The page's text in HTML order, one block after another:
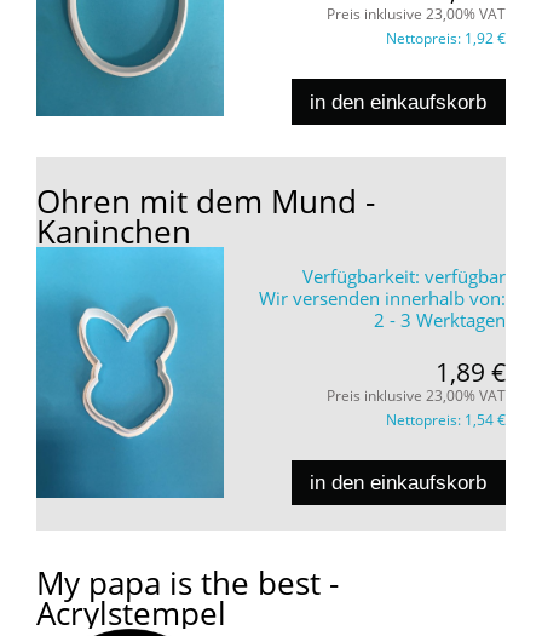
Preis inklusive 23,00% VAT
Nettopreis: 1,92 €
in den einkaufskorb
Ohren mit dem Mund -
Kaninchen
Verfügbarkeit: verfügbar
Wir versenden innerhalb von:
2 - 3 Werktagen
1,89 €
Preis inklusive 23,00% VAT
Nettopreis: 1,54 €
in den einkaufskorb
My papa is the best -
Acrylstempel